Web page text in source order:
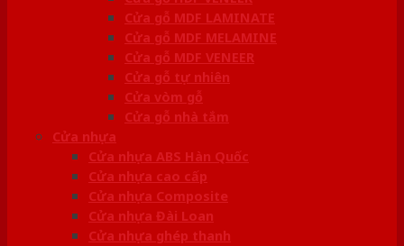
Cửa gỗ MDF LAMINATE
Cửa gỗ MDF MELAMINE
Cửa gỗ MDF VENEER
Cửa gỗ tự nhiên
Cửa vòm gỗ
Cửa gỗ nhà tắm
Cửa nhựa
Cửa nhựa ABS Hàn Quốc
Cửa nhựa cao cấp
Cửa nhựa Composite
Cửa nhựa Đài Loan
Cửa nhựa ghép thanh